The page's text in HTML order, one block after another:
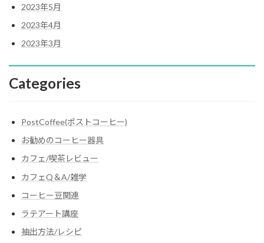
2023年5月
2023年4月
2023年3月
Categories
PostCoffee(ポストコーヒー)
お勧めのコーヒー器具
カフェ/喫茶レビュー
カフェQ＆A/雑学
コーヒー豆関連
ラテアート講座
抽出方法/レシピ